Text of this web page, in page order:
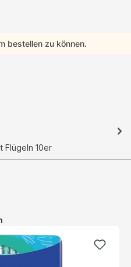
bestellen zu können.
Flügeln 10er